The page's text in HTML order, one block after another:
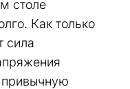
столе
Как только
сила
привычную